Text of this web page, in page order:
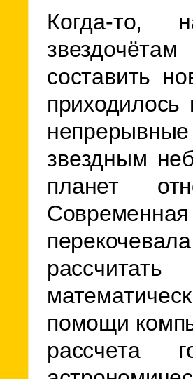
Когда-то,
составить но
звездным
планет
рас­
помощи
рассчета